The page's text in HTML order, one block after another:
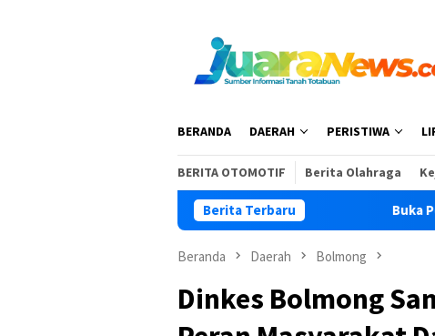
BERANDA DAERAH PERISTIWA
BERITA OTOMOTIF Berita Olahraga
Berita Terbaru Buka Pelatihan
Beranda Daerah Bolmong
Dinkes Bolmong